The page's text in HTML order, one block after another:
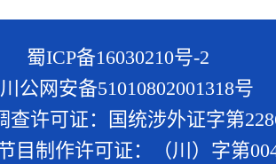
蜀ICP备16030210号-2
川公网安备51010802001318号
查许可证：国统涉外证字第
目制作许可证：（川）字第